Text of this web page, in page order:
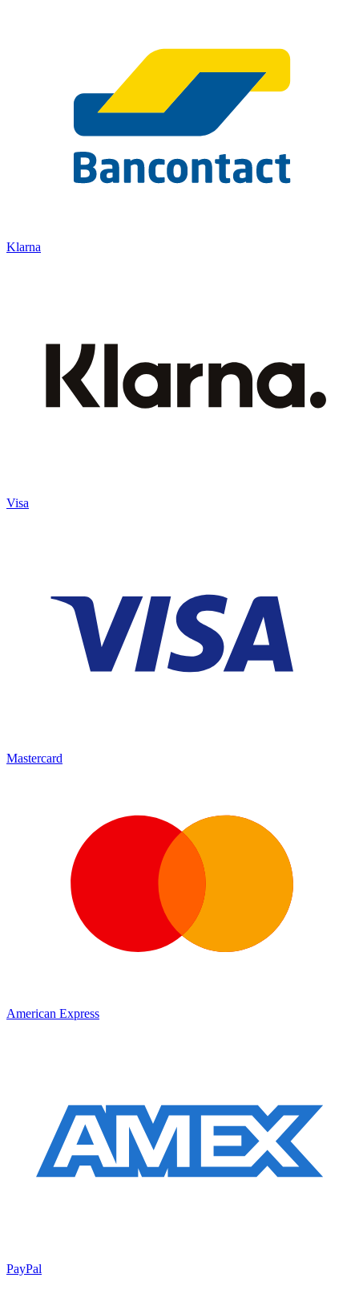
Klarna
Visa
Mastercard
American Express
PayPal